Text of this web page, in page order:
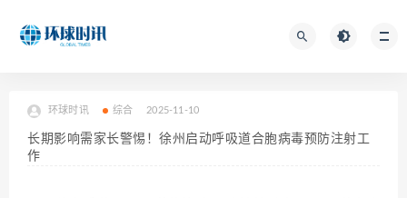
环球时讯 综合 2025-11-10
长期影响需家长警惕！徐州启动呼吸道合胞病毒预防注射工
作